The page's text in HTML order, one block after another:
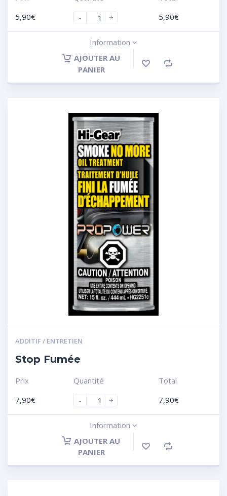
5,90€
-
+
5,90€
Information
AJOUTER AU
PANIER
ADDITIF / ENTRETIEN
Stop Fumée
Prix
7,90€
Quantité
-
+
Total
7,90€
Information
AJOUTER AU
PANIER